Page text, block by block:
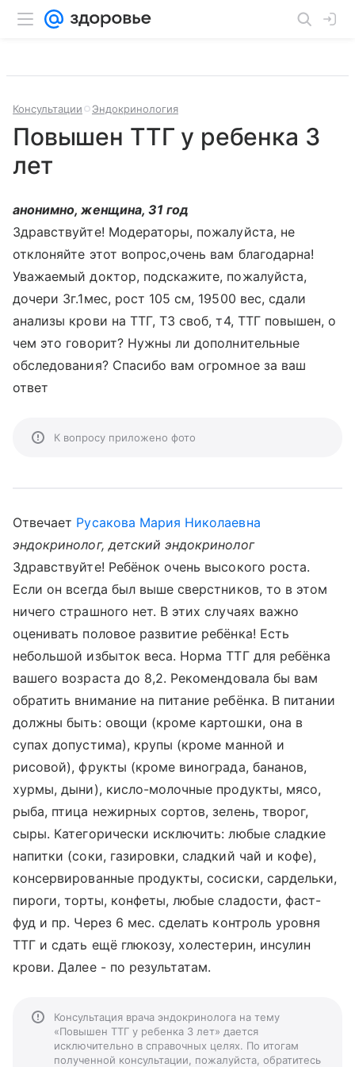
Консультации Эндокринология
Повышен ТТГ у ребенка 3
лет
анонимно, женщина, 31 год
Здравствуйте! Модераторы, пожалуйста, не
отклоняйте этот вопрос,очень вам благодарна!
Уважаемый доктор, подскажите, пожалуйста,
дочери 3г.1мес, рост 105 см, 19500 вес, сдали
анализы крови на ТТГ, Т3 своб, т4, ТТГ повышен, о
чем это говорит? Нужны ли дополнительные
обследования? Спасибо вам огромное за ваш
ответ
К вопросу приложено фото
Отвечает Русакова Мария Николаевна
эндокринолог, детский эндокринолог
Здравствуйте! Ребёнок очень высокого роста.
Если он всегда был выше сверстников, то в этом
ничего страшного нет. В этих случаях важно
оценивать половое развитие ребёнка! Есть
небольшой избыток веса. Норма ТТГ для ребёнка
вашего возраста до 8,2. Рекомендовала бы вам
обратить внимание на питание ребёнка. В питании
должны быть: овощи (кроме картошки, она в
супах допустима), крупы (кроме манной и
рисовой), фрукты (кроме винограда, бананов,
хурмы, дыни), кисло-молочные продукты, мясо,
рыба, птица нежирных сортов, зелень, творог,
сыры. Категорически исключить: любые сладкие
напитки (соки, газировки, сладкий чай и кофе),
консервированные продукты, сосиски, сардельки,
пироги, торты, конфеты, любые сладости, фаст-
фуд и пр. Через 6 мес. сделать контроль уровня
ТТГ и сдать ещё глюкозу, холестерин, инсулин
крови. Далее - по результатам.
Консультация врача эндокринолога на тему
«Повышен ТТГ у ребенка 3 лет» дается
исключительно в справочных целях. По итогам
полученной консультации, пожалуйста, обратитесь